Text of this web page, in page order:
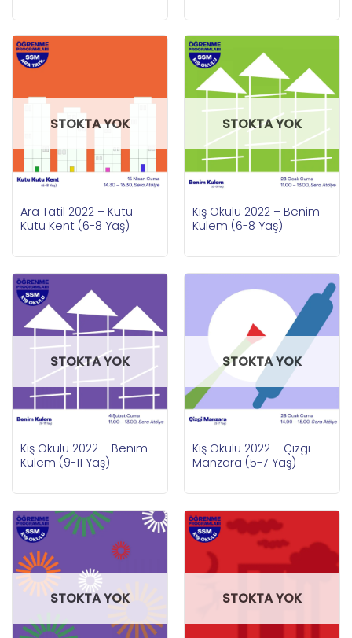
STOKTA YOK
Ara Tatil 2022 – Kutu
Kutu Kent (6-8 Yaş)
STOKTA YOK
Kış Okulu 2022 – Benim
Kulem (6-8 Yaş)
STOKTA YOK
Kış Okulu 2022 – Benim
Kulem (9-11 Yaş)
STOKTA YOK
Kış Okulu 2022 – Çizgi
Manzara (5-7 Yaş)
STOKTA YOK STOKTA YOK